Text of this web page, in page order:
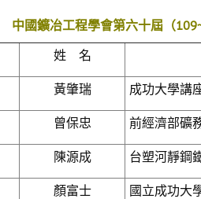
中國鑛冶工程學會第六十屆（
姓 名
黃肇瑞 成功大學講
曾保忠 前經濟部礦
陳源成 台塑河靜鋼
顏富士 國立成功大